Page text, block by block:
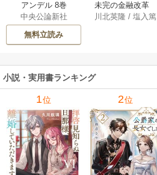
アンデル 8巻
中央公論新社
無料立読み
未完の金融改革
――池尾和人の政
川北英隆 /塩入篤
小説・実用書ランキング
1位 2位